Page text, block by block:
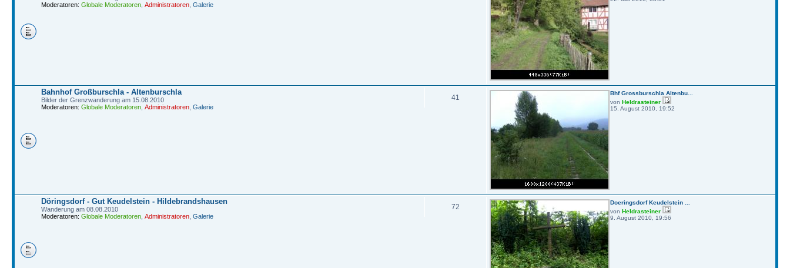
Moderatoren: Globale Moderatoren Administratoren Galerie
Bahnhof Großburschla - Altenburschla
Bilder der Grenzwanderung am 15.08.2010
Moderatoren: Globale Moderatoren Administratoren Galerie
41
Bhf Grossburschla Altenbu...
von Heldrasteiner
15. August 2010, 19:52
Döringsdorf - Gut Keudelstein - Hildebrandshausen
Wanderung am 08.08.2010
Moderatoren: Globale Moderatoren Administratoren Galerie
72
Doeringsdorf Keudelstein ...
von Heldrasteiner
9. August 2010, 19:56